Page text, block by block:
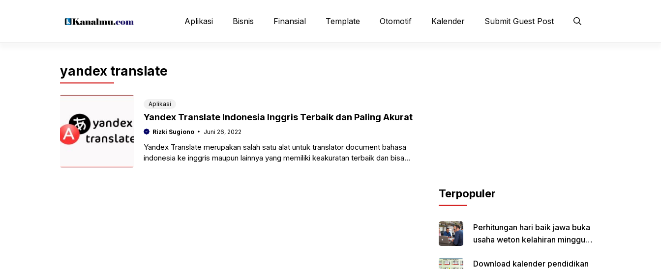
Aplikasi Bisnis Finansial Template Otomotif Kalender Submit Guest Post
yandex translate
Aplikasi
Yandex Translate Indonesia Inggris Terbaik dan Paling Akurat
Rizki Sugiono Juni 26, 2022
Yandex Translate merupakan salah satu alat untuk translator document bahasa
indonesia ke inggris maupun lainnya yang memiliki keakuratan terbaik dan bisa
Terpopuler
Perhitungan hari baik jawa buka
usaha weton kelahiran minggu
Download kalender pendidikan